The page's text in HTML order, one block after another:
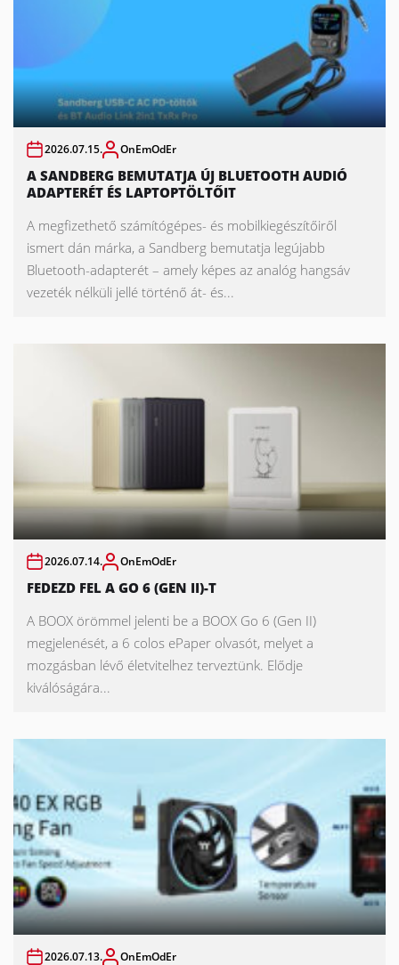
2026.07.15. OnEmOdEr
A SANDBERG BEMUTATJA ÚJ BLUETOOTH AUDIÓ
ADAPTERÉT ÉS LAPTOPTÖLTŐIT
A megfizethető számítógépes- és mobilkiegészítőiről
ismert dán márka, a Sandberg bemutatja legújabb
Bluetooth-adapterét – amely képes az analóg hangsáv
vezeték nélküli jellé történő át- és...
2026.07.14. OnEmOdEr
FEDEZD FEL A GO 6 (GEN II)-T
A BOOX örömmel jelenti be a BOOX Go 6 (Gen II)
megjelenését, a 6 colos ePaper olvasót, melyet a
mozgásban lévő életvitelhez terveztünk. Elődje
kiválóságára...
2026.07.13. OnEmOdEr